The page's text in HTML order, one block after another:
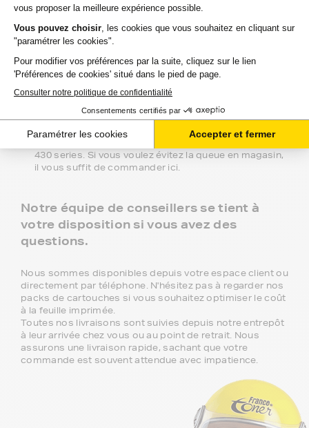
niveaux de gammes :
Marque FranceToner : la gamme référence, 100%
garantie deux ans. C'est le meilleur choix pour obtenir
une haute qualité à bas prix.
Gamme 1er Prix : produits compatibles avec votre
Marque Constructeur : les cartouches d'encre du
constructeur de votre imprimante HP photosmart a
430 series. Si vous voulez évitez la queue en magasin,
il vous suffit de commander ici.
Notre équipe de conseillers se tient à
votre disposition si vous avez des
questions.
Nous sommes disponibles depuis votre espace client ou
directement par téléphone. N'hésitez pas à regarder nos
packs de cartouches si vous souhaitez optimiser le coût
à la feuille imprimée.
Toutes nos livraisons sont suivies depuis notre entrepôt
à leur arrivée chez vous ou au point de retrait. Nous
assurons une livraison rapide, sachant que votre
commande est souvent attendue avec impatience.